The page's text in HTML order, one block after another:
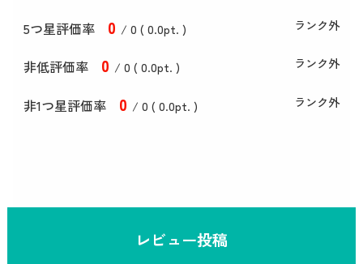
5つ星評価率 0 / 0 ( 0.0pt. ) ランク外
非低評価率 0 / 0 ( 0.0pt. ) ランク外
非1つ星評価率 0 / 0 ( 0.0pt. ) ランク外
レビュー投稿